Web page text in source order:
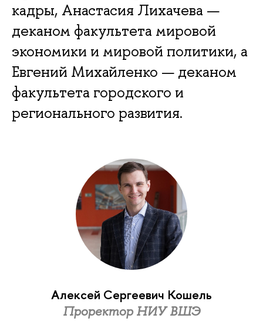
кадры, Анастасия Лихачева —
деканом факультета мировой
экономики и мировой политики, а
Евгений Михайленко — деканом
факультета городского и
регионального развития.
Алексей Сергеевич Кошель
Проректор НИУ ВШЭ